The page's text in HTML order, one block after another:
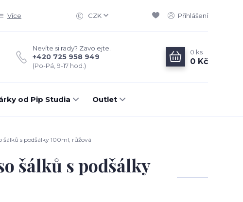
Více CZK Přihlášení
Nevíte si rady? Zavolejte.
+420 725 958 949
(Po-Pá, 9-17 hod.)
0 ks
0 Kč
od Pip Studia Outlet
šálků s podšálky 100ml, růžová
šálků s podšálky